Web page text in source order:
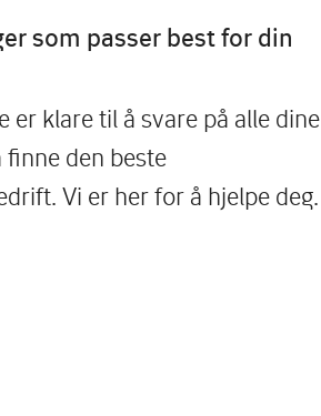
som passer best for din
er klare til å svare på alle dine
finne den beste
Vi er her for å hjelpe deg.